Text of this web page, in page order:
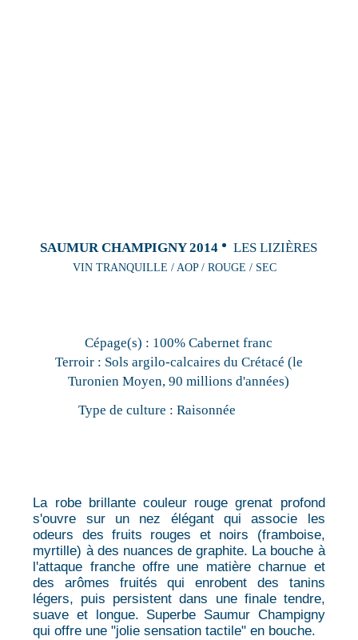
SAUMUR CHAMPIGNY 2014 LES LIZIÈRES
VIN TRANQUILLE / AOP / ROUGE / SEC
Cépage(s) : 100% Cabernet franc
Terroir : Sols argilo-calcaires du Crétacé (le
Turonien Moyen, 90 millions d'années)
Type de culture : Raisonnée
La robe brillante couleur rouge grenat profond
s'ouvre sur un nez élégant qui associe les
odeurs des fruits rouges et noirs (framboise,
myrtille) à des nuances de graphite. La bouche à
l'attaque franche offre une matière charnue et
des arômes fruités qui enrobent des tanins
légers, puis persistent dans une finale tendre,
suave et longue. Superbe Saumur Champigny
qui offre une "jolie sensation tactile" en bouche.